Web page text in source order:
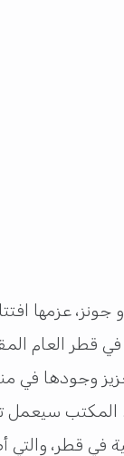
عزمها
قطر العام
وجودها في
المكتب
في قطر،